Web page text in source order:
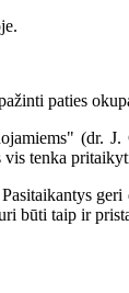
paties
(dr.
tenka
būti taip ir